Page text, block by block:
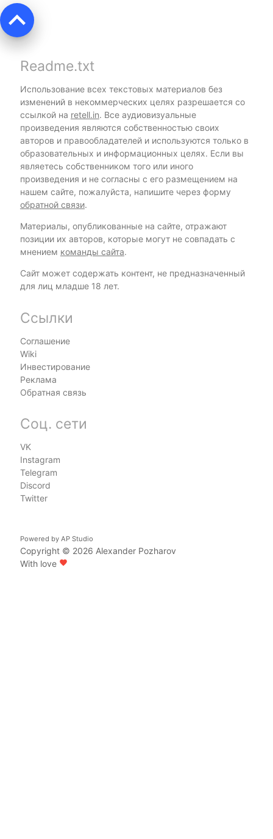
keyboard_arrow_up
Readme.txt
Использование всех текстовых материалов без
изменений в некоммерческих целях разрешается со
ссылкой на retell.in. Все аудиовизуальные
произведения являются собственностью своих
авторов и правообладателей и используются только в
образовательных и информационных целях. Если вы
являетесь собственником того или иного
произведения и не согласны с его размещением на
нашем сайте, пожалуйста, напишите через форму
обратной связи.
Материалы, опубликованные на сайте, отражают
позиции их авторов, которые могут не совпадать с
мнением команды сайта.
Сайт может содержать контент, не предназначенный
для лиц младше 18 лет.
Ссылки
Соглашение
Wiki
Инвестирование
Реклама
Обратная связь
Соц. сети
VK
Instagram
Telegram
Discord
Twitter
Powered by AP Studio
Copyright © 2026 Alexander Pozharov
With love favorite